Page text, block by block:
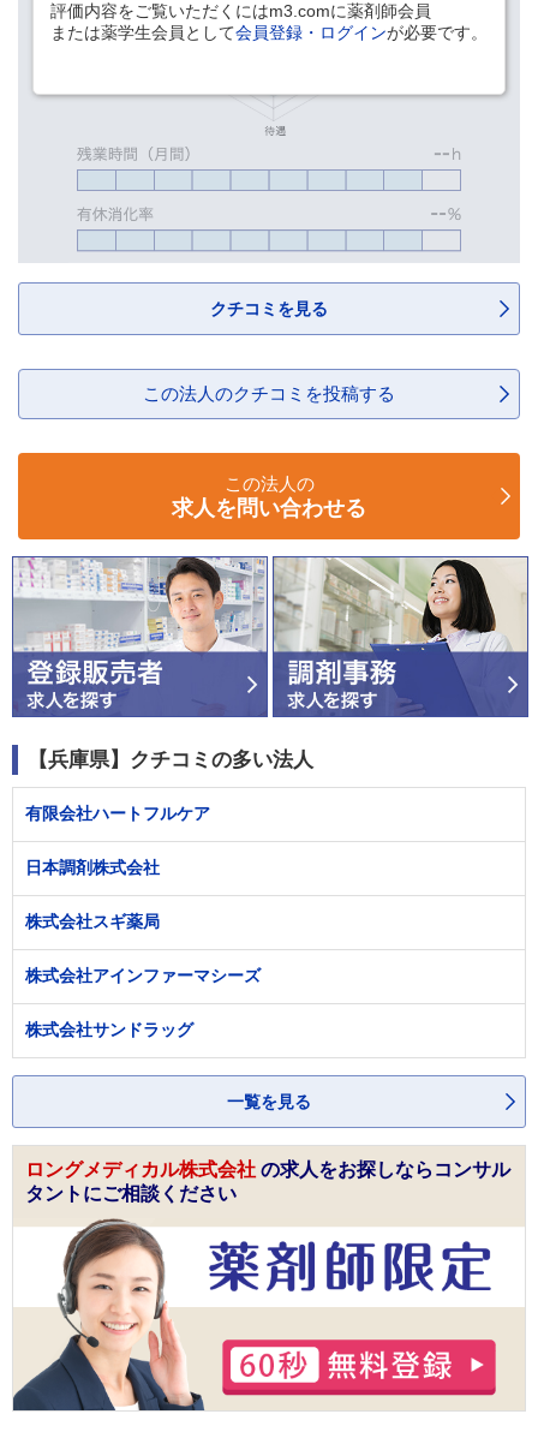
評価内容をご覧いただくにはm3.comに薬剤師会員
または薬学生会員として会員登録・ログインが必要です。
クチコミを見る
この法人のクチコミを投稿する
この法人の
求人を問い合わせる
【兵庫県】クチコミの多い法人
有限会社ハートフルケア
日本調剤株式会社
株式会社スギ薬局
株式会社アインファーマシーズ
株式会社サンドラッグ
一覧を見る
ロングメディカル株式会社 の求人をお探しならコンサル
タントにご相談ください